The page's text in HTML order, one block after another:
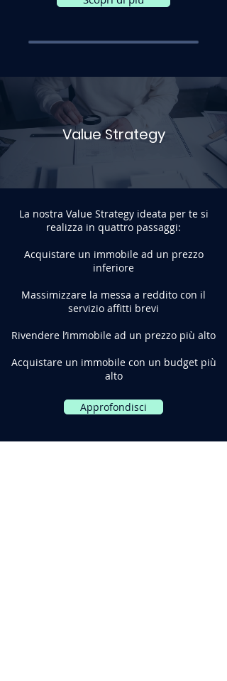
Value Strategy
La nostra Value Strategy ideata per te si
realizza in quattro passaggi:
Acquistare un immobile ad un prezzo
inferiore
Massimizzare la messa a reddito con il
servizio affitti brevi
Rivendere l’immobile ad un prezzo più alto
Acquistare un immobile con un budget più
alto
Approfondisci